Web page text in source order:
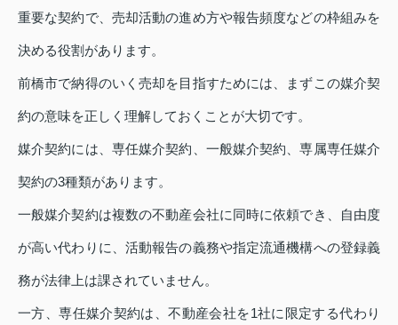
重要な契約で、売却活動の進め方や報告頻度などの枠組みを
決める役割があります。
前橋市で納得のいく売却を目指すためには、まずこの媒介契
約の意味を正しく理解しておくことが大切です。
媒介契約には、専任媒介契約、一般媒介契約、専属専任媒介
契約の3種類があります。
一般媒介契約は複数の不動産会社に同時に依頼でき、自由度
が高い代わりに、活動報告の義務や指定流通機構への登録義
務が法律上は課されていません。
一方、専任媒介契約は、不動産会社を1社に限定する代わり